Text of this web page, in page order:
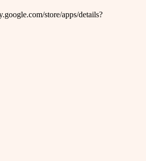
store/apps/details?